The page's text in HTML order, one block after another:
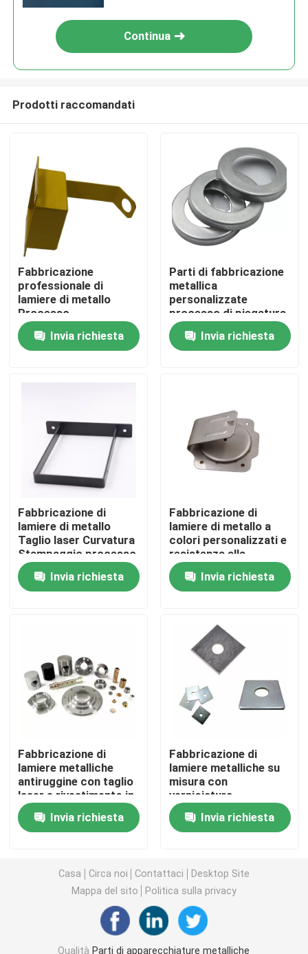
Casa
Prodotti
Video
Fatory Tour
Controllo di qualità
Contattaci
Richiedere un preventivo
Parti di apparecchiature metalliche
Organizzatore per il deposito domestico
Staffe metalliche personalizzate
Hardware per scaffalature metalliche
Hardware da giardino in metallo
Gambe di tavolo metalliche
Accessori audio per computer
Hardware in metallo su misura
Continua
Prodotti raccomandati
Fabbricazione
professionale di
lamiere di metallo
Processo
personalizzato di
taglio laser,
stampaggio a
Invia richiesta
Parti di fabbricazione
metallica
personalizzate
processo di piegatura
del taglio laser
Invia richiesta
Fabbricazione di
lamiere di metallo
Taglio laser Curvatura
Stampaggio processo
Disegno
personalizzato
Invia richiesta
Fabbricazione di
lamiere di metallo a
colori personalizzati e
resistenza alla
corrosione del
processo su misura
Invia richiesta
Fabbricazione di
lamiere metalliche
antiruggine con taglio
laser e rivestimento in
polvere
Invia richiesta
Fabbricazione di
lamiere metalliche su
misura con
verniciatura,
rivestimento in
polvere, rivestimento e
lucidatura
Invia richiesta
Casa Circa noi Contattaci
Desktop Site
Mappa del sito
Politica sulla privacy
Qualità Parti di apparecchiature metalliche